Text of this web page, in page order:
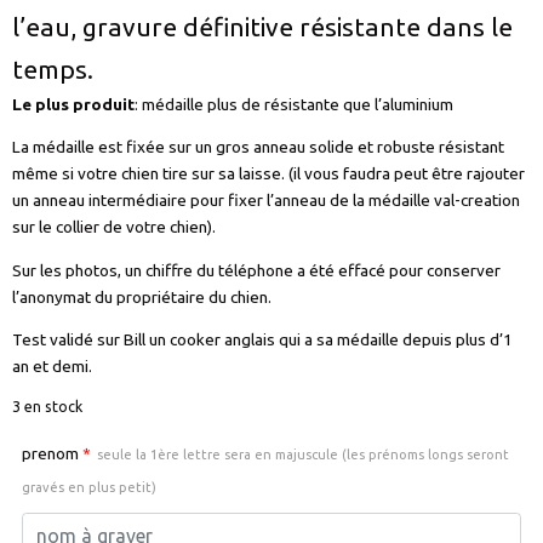
l’eau, gravure définitive résistante dans le
temps.
Le plus produit: médaille plus de résistante que l’aluminium
La médaille est fixée sur un gros anneau solide et robuste résistant
même si votre chien tire sur sa laisse. (il vous faudra peut être rajouter
un anneau intermédiaire pour fixer l’anneau de la médaille val-creation
sur le collier de votre chien).
Sur les photos, un chiffre du téléphone a été effacé pour conserver
l’anonymat du propriétaire du chien.
Test validé sur Bill un cooker anglais qui a sa médaille depuis plus d’1
an et demi.
3 en stock
prenom * seule la 1ère lettre sera en majuscule (les prénoms longs seront
gravés en plus petit)